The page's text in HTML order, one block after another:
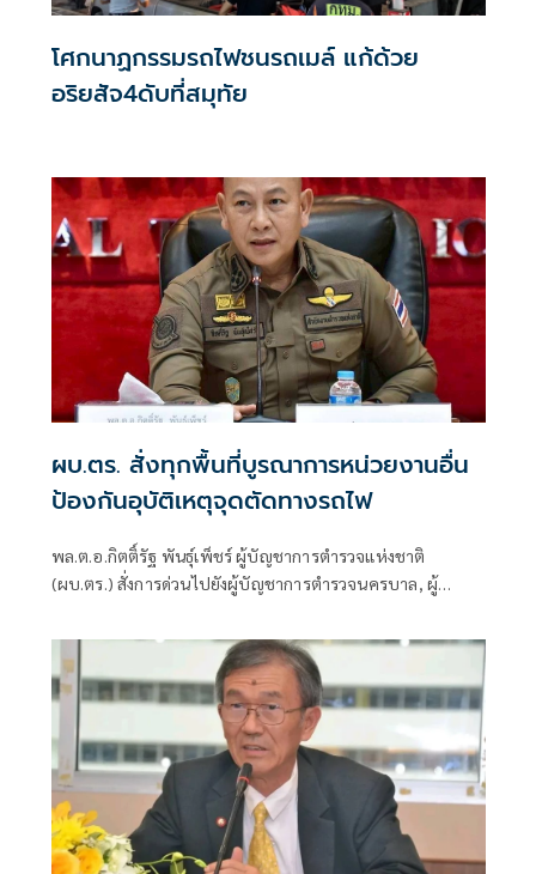
โศกนาฏกรรมรถไฟชนรถเมล์ แก้ด้วย
อริยสัจ4ดับที่สมุทัย
ผบ.ตร. สั่งทุกพื้นที่บูรณาการหน่วยงานอื่น
ป้องกันอุบัติเหตุจุดตัดทางรถไฟ
พล.ต.อ.กิตติ์รัฐ พันธุ์เพ็ชร์ ผู้บัญชาการตำรวจแห่งชาติ
(ผบ.ตร.) สั่งการด่วนไปยังผู้บัญชาการตำรวจนครบาล, ผู้
กลาง ในการดำเนินการและการปฏิบัติเพื่อป้องกันและลดโอกาส